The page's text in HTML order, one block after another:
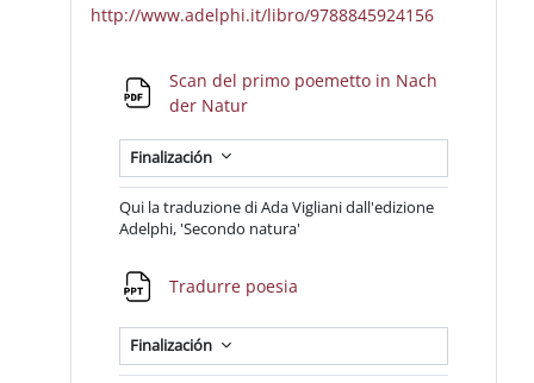
http://www.adelphi.it/libro/9788845924156
Scan del primo poemetto in Nach
der Natur
Finalización
Qui la traduzione di Ada Vigliani dall'edizione
Adelphi, 'Secondo natura'
Tradurre poesia
Finalización